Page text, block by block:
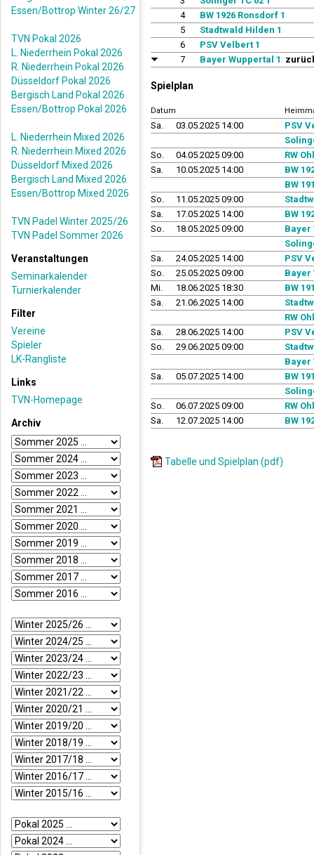
Essen/Bottrop Winter 26/27
TVN Pokal 2026
L. Niederrhein Pokal 2026
R. Niederrhein Pokal 2026
Düsseldorf Pokal 2026
Bergisch Land Pokal 2026
Essen/Bottrop Pokal 2026
L. Niederrhein Mixed 2026
R. Niederrhein Mixed 2026
Düsseldorf Mixed 2026
Bergisch Land Mixed 2026
Essen/Bottrop Mixed 2026
TVN Padel Winter 2025/26
TVN Padel Sommer 2026
Veranstaltungen
Seminarkalender
Turnierkalender
Filter
Vereine
Spieler
LK-Rangliste
Links
TVN-Homepage
Archiv
4
BW 1926 Ronsdorf 1
5
Stadtwald Hilden 1
6
PSV Velbert 1
7
Bayer Wuppertal 1
Spielplan
Datum
Sa. 03.05.2025 14:00
PSV
So.
04.05.2025 09:00
RW
Sa.
10.05.2025 14:00
BW
BW
So.
11.05.2025 09:00
Sa.
17.05.2025 14:00
BW
So.
18.05.2025 09:00
Bayer
Sa.
24.05.2025 14:00
PSV
So.
25.05.2025 09:00
Bayer
Mi.
18.06.2025 18:30
BW
Sa.
21.06.2025 14:00
RW
Sa.
28.06.2025 14:00
PSV
So.
29.06.2025 09:00
Bayer
Sa.
05.07.2025 14:00
BW
So.
06.07.2025 09:00
RW
Sa.
12.07.2025 14:00 BW
Tabelle und Spielplan (pdf)